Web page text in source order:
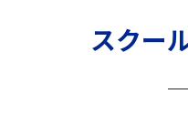
スクー